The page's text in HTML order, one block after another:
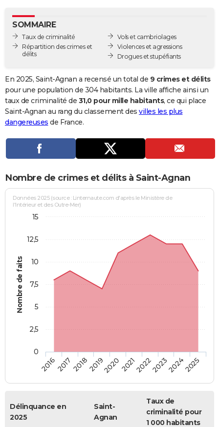
GUIDES D'ACHAT
BONS PLANS
Carte de Noël
Carte Bonne année
Carte Saint-Valentin
Carte Pâques
Carte d'anniversaire
DICTIONNAIRE
Dictionnaire
Biographies
Citations
Expressions
Proverbes
PROGRAMME TV
Se connecter
Entreprises
Service militaire
Avis de recherche
AVIS DE DÉCÈS
Bricolage
Lifestyle
Culture
Sport
Auto
Television
Voyage
Cinema
SOMMAIRE
Taux de criminalité
Répartition des crimes et
délits
Vols et cambriolages
Violences et agressions
Drogues et stupéfiants
En 2025, Saint-Agnan a recensé un total de 9 crimes et délits
pour une population de 304 habitants. La ville affiche ainsi un
taux de criminalité de 31,0 pour mille habitants, ce qui place
Saint-Agnan au rang du classement des villes les plus
dangereuses de France.
Nombre de crimes et délits à Saint-Agnan
Nombre de faits
Données 2025 (source : Linternaute.com d'après le Ministère de
l'Intérieur et des Outre-Mer)
2016201720182019202020212022202320242025
0
2,5
5
7,5
10
12,5
15
Délinquance en
2025
Saint-
Agnan
Taux de
criminalité pour
1 000 habitants